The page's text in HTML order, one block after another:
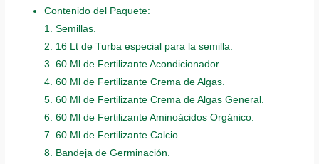
Contenido del Paquete:
1. Semillas.
2. 16 Lt de Turba especial para la semilla.
3. 60 Ml de Fertilizante Acondicionador.
4. 60 Ml de Fertilizante Crema de Algas.
5. 60 Ml de Fertilizante Crema de Algas General.
6. 60 Ml de Fertilizante Aminoácidos Orgánico.
7. 60 Ml de Fertilizante Calcio.
8. Bandeja de Germinación.